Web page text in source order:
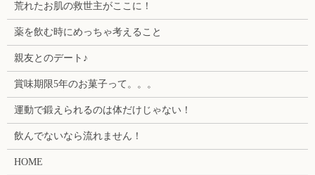
荒れたお肌の救世主がここに！
薬を飲む時にめっちゃ考えること
親友とのデート♪
賞味期限5年のお菓子って。。。
運動で鍛えられるのは体だけじゃない！
飲んでないなら流れません！
HOME